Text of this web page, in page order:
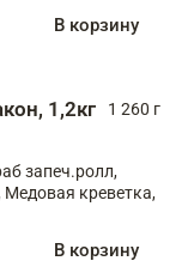
В корзину
1,2кг
1 260 г
запеч.ролл,
креветка,
В корзину